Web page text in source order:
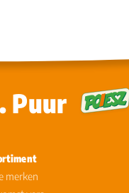
Puur
merken